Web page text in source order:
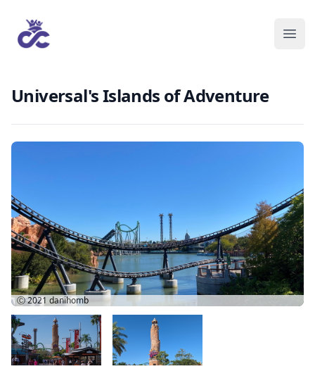
Universal's Islands of Adventure
Ⓒ 2021 danihomb